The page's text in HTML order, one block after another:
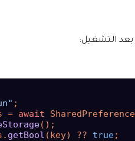
= await
getBool (key) ?? true;